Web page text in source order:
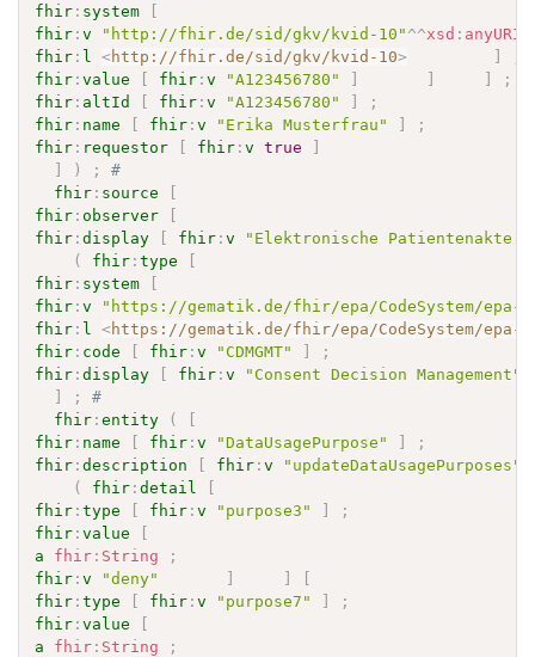
fhir : system
fhir :v "http://fhir.de/sid/gkv/kvid-10" ^^xsd : anyURI
fhir : l <http://fhir.de/sid/gkv/kvid-10>
fhir :value fhir :v "A123456780"
;
fhir : altId fhir :v "A123456780"
;
fhir : name fhir :v "Erika Musterfrau"
;
fhir : requestor fhir :v true
) ;
#
fhir : source
fhir : observer
fhir :display fhir :v
"Elektronische Patientenakte
(
fhir :type
fhir : system
fhir :v
"https://gematik.de/fhir/epa/CodeSystem/epa-
fhir : l <https://gematik.de/fhir/epa/CodeSystem/epa-
fhir : code fhir :v "CDMGMT"
;
fhir :display fhir :v "Consent Decision Management"
;
#
fhir :entity (
fhir : name fhir :v "DataUsagePurpose"
;
fhir :description fhir :v "updateDataUsagePurposes"
(
fhir :detail
fhir :type fhir :v "purpose3"
;
fhir :value
a
fhir : String
;
fhir :v "deny"
fhir :type fhir :v "purpose7"
;
fhir :value
a
fhir : String ;